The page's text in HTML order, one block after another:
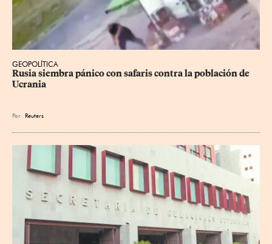
GEOPOLÍTICA
Rusia siembra pánico con safaris contra la población de
Ucrania
Por Reuters